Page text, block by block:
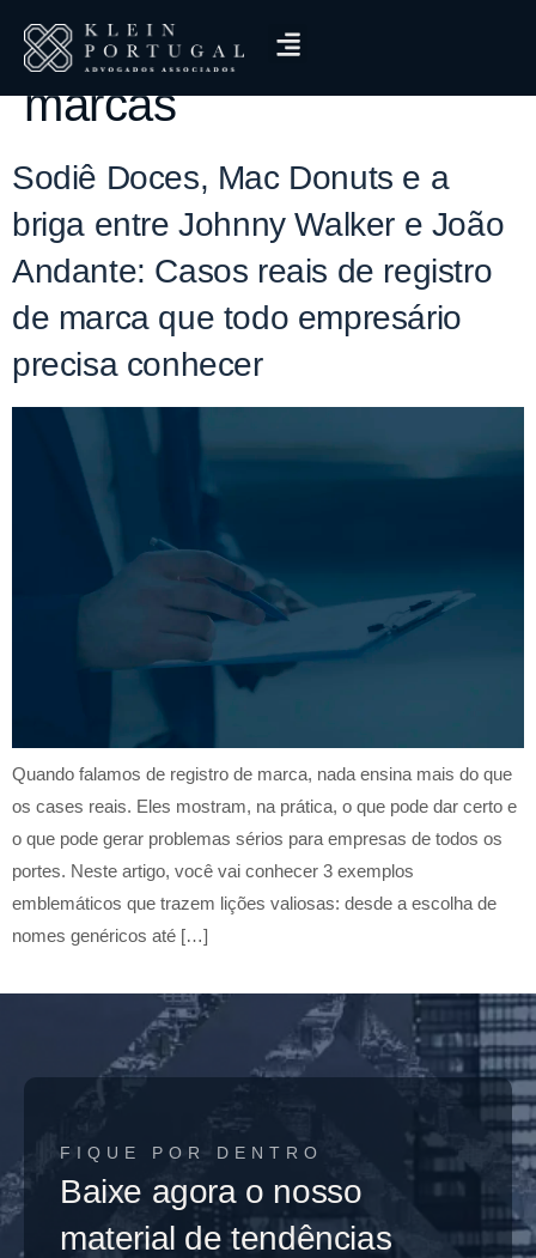
Tag:nomes genéricos
marcas
Sodiê Doces, Mac Donuts e a
briga entre Johnny Walker e João
Andante: Casos reais de registro
de marca que todo empresário
precisa conhecer
Quando falamos de registro de marca, nada ensina mais do que
os cases reais. Eles mostram, na prática, o que pode dar certo e
o que pode gerar problemas sérios para empresas de todos os
portes. Neste artigo, você vai conhecer 3 exemplos
emblemáticos que trazem lições valiosas: desde a escolha de
nomes genéricos até […]
FIQUE POR DENTRO
Baixe agora o nosso
material de tendências